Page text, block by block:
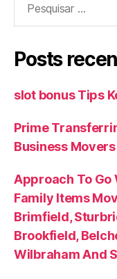
por:
Posts
slot bonus Tips
Prime
Business Movers
Approach To
Family Items
Brimfield,
Brookfield,
Wilbraham And